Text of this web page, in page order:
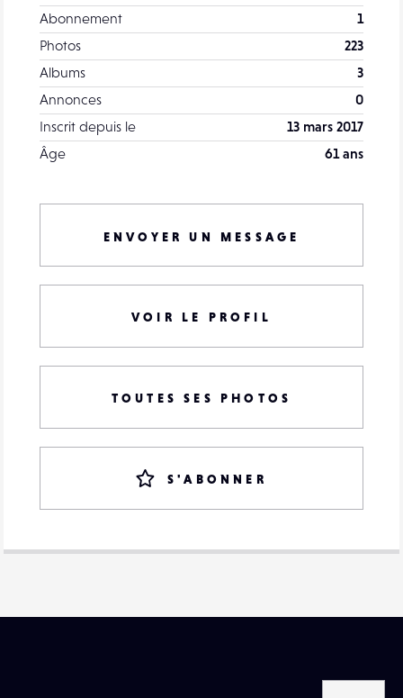
Abonnement
1
Photos
223
Albums
3
Annonces
0
Inscrit depuis le
13 mars 2017
Âge
61 ans
ENVOYER UN MESSAGE
VOIR LE PROFIL
TOUTES SES PHOTOS
S'ABONNER